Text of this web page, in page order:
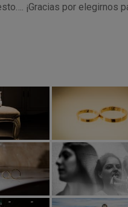
¡Gracias por elegirnos